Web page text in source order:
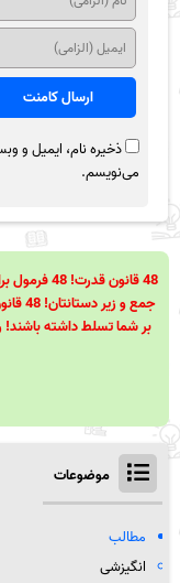
ذخیره نام، ایمیل و
می‌نویسم.
جمع
بر شما تسلط داشته باشند!
موضوعات
مطالب
انگیزشی